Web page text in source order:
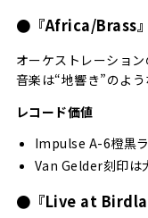
●『Africa/Brass
オーケストレーション
音楽は“地響き”のよう
レコード価値
Impulse A-6橙黒
Van Gelder刻印は
●『Live at